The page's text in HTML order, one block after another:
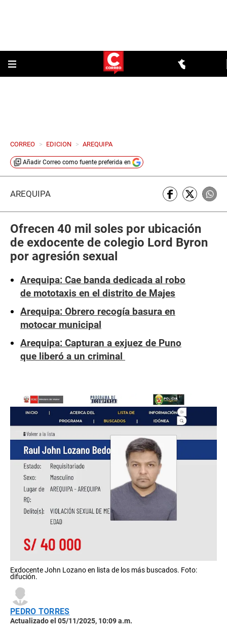
CORREO > EDICION > AREQUIPA
Añadir Correo como fuente preferida en
AREQUIPA
Ofrecen 40 mil soles por ubicación
de exdocente de colegio Lord Byron
por agresión sexual
Arequipa: Cae banda dedicada al robo
de mototaxis en el distrito de Majes
Arequipa: Obrero recogía basura en
motocar municipal
Arequipa: Capturan a exjuez de Puno
que liberó a un criminal
Exdocente John Lozano en lista de los más buscados. Foto:
difución.
PEDRO TORRES
Actualizado el 05/11/2025, 10:09 a.m.